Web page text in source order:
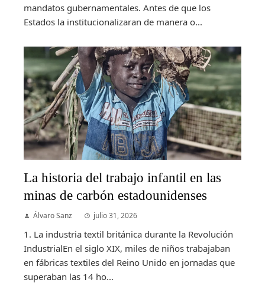
mandatos gubernamentales. Antes de que los
Estados la institucionalizaran de manera o...
La historia del trabajo infantil en las
minas de carbón estadounidenses
Álvaro Sanz julio 31, 2026
1. La industria textil británica durante la Revolución
IndustrialEn el siglo XIX, miles de niños trabajaban
en fábricas textiles del Reino Unido en jornadas que
superaban las 14 ho...